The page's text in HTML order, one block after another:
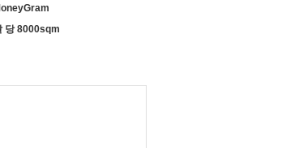
당 8000sqm